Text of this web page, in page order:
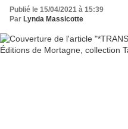
Publié le 15/04/2021 à 15:39
Par Lynda Massicotte